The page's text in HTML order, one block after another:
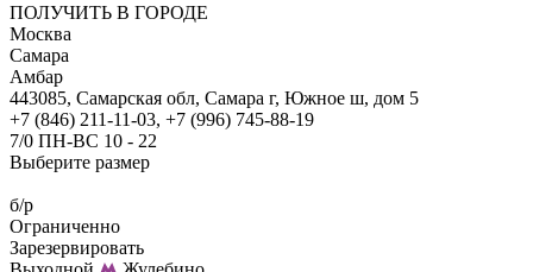
ПОЛУЧИТЬ В ГОРОДЕ
Москва
Самара
Амбар
443085, Самарская обл, Самара г, Южное ш, дом 5
+7 (846) 211-11-03, +7 (996) 745-88-19
7/0 ПН-ВС 10 - 22
Выберите размер
б/р
Ограниченно
Зарезервировать